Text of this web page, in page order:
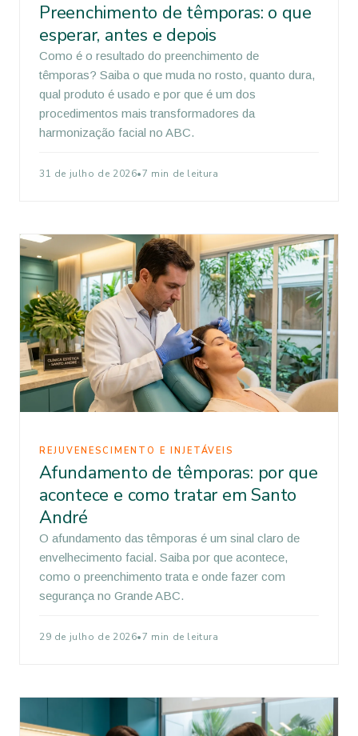
Preenchimento de têmporas: o que
esperar, antes e depois
Como é o resultado do preenchimento de
têmporas? Saiba o que muda no rosto, quanto dura,
qual produto é usado e por que é um dos
procedimentos mais transformadores da
harmonização facial no ABC.
31 de julho de 2026•7 min de leitura
REJUVENESCIMENTO E INJETÁVEIS
Afundamento de têmporas: por que
acontece e como tratar em Santo
André
O afundamento das têmporas é um sinal claro de
envelhecimento facial. Saiba por que acontece,
como o preenchimento trata e onde fazer com
segurança no Grande ABC.
29 de julho de 2026•7 min de leitura